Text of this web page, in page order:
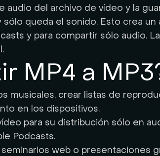
audio del archivo de vídeo y la
queda el sonido. Esto crea
y para compartir sólo audio.
MP4 a
musicales, crear listas de
en los dispositivos.
para su distribución sólo en
Podcasts.
web o presentaciones